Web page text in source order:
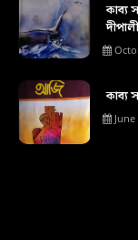
কাব্য
কাব্য